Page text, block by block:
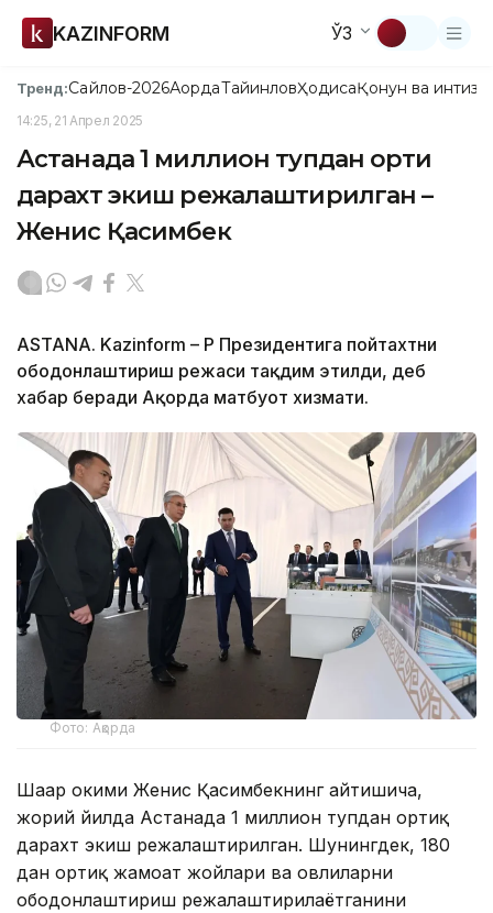
KAZINFORM ЎЗ
Тренд:Сайлов-2026АқордаТайинловҲодисаҚонун ва
14:25, 21 Апрел 2025
Астанада 1 миллион тупдан ортиқ
дарахт экиш режалаштирилган –
Женис Қасимбек
ASTANA. Kazinform – ҚР Президентига пойтахтни
ободонлаштириш режаси тақдим этилди, деб
хабар беради Ақорда матбуот хизмати.
Фото: Ақорда
Шаҳар ҳокими Женис Қасимбекнинг айтишича,
жорий йилда Астанада 1 миллион тупдан ортиқ
дарахт экиш режалаштирилган. Шунингдек, 180
дан ортиқ жамоат жойлари ва ҳовлиларни
ободонлаштириш режалаштирилаётганини